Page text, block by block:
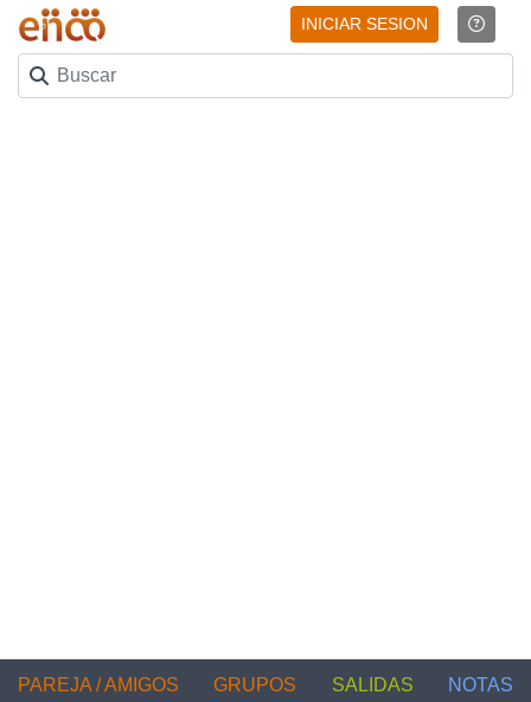
INICIAR SESION
PAREJA / AMIGOS GRUPOS SALIDAS NOTAS